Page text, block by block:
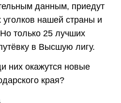
данным, приедут
нашей страны и
только 25 лучших
в Высшую лигу.
них окажутся новые
края?